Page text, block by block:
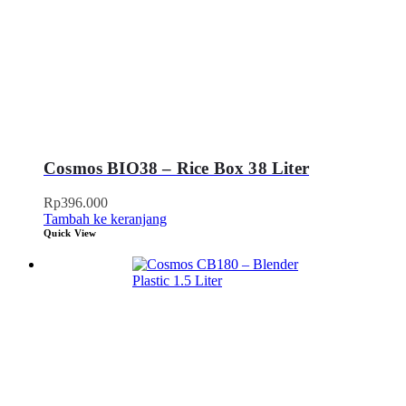
Cosmos BIO38 – Rice Box 38 Liter
Rp396.000
Tambah ke keranjang
Quick View